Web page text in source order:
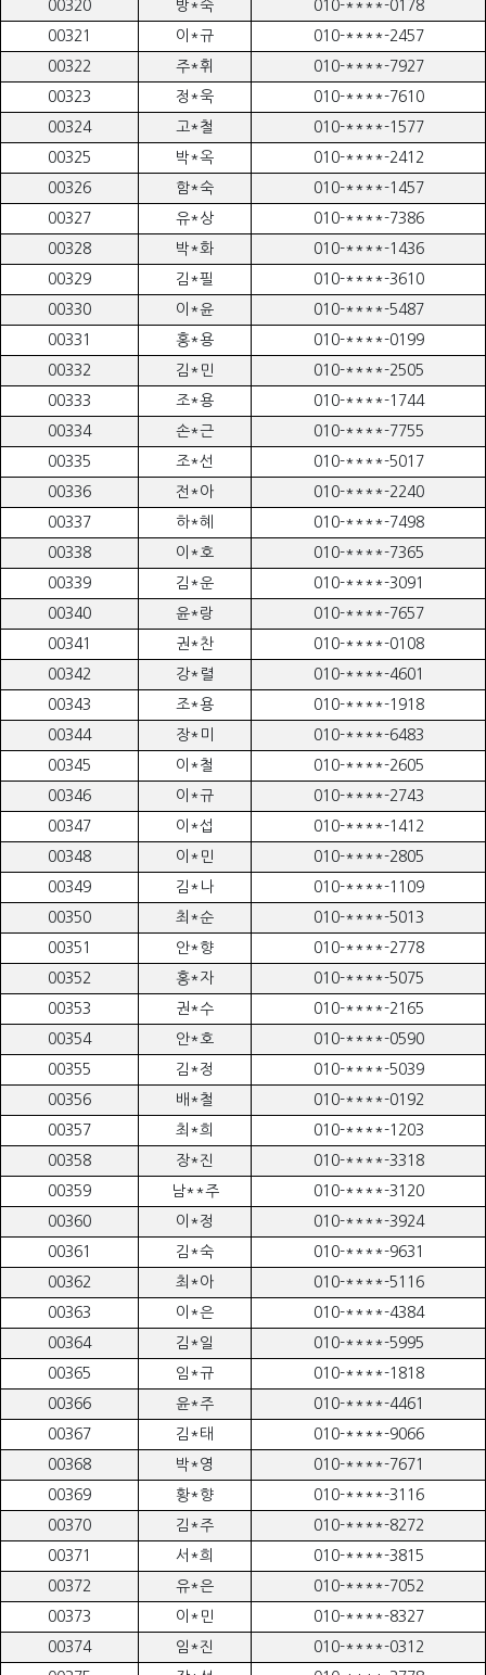
00320
방*숙
010-****-0178
00321
이*규
010-****-2457
00322
주*휘
010-****-7927
00323
정*욱
010-****-7610
00324
고*철
010-****-1577
00325
박*옥
010-****-2412
00326
함*숙
010-****-1457
00327
유*상
010-****-7386
00328
박*화
010-****-1436
00329
김*필
010-****-3610
00330
이*윤
010-****-5487
00331
홍*용
010-****-0199
00332
김*민
010-****-2505
00333
조*용
010-****-1744
00334
손*근
010-****-7755
00335
조*선
010-****-5017
00336
전*아
010-****-2240
00337
하*혜
010-****-7498
00338
이*호
010-****-7365
00339
김*운
010-****-3091
00340
윤*랑
010-****-7657
00341
권*찬
010-****-0108
00342
강*렬
010-****-4601
00343
조*용
010-****-1918
00344
장*미
010-****-6483
00345
이*철
010-****-2605
00346
이*규
010-****-2743
00347
이*섭
010-****-1412
00348
이*민
010-****-2805
00349
김*나
010-****-1109
00350
최*순
010-****-5013
00351
안*향
010-****-2778
00352
홍*자
010-****-5075
00353
권*수
010-****-2165
00354
안*호
010-****-0590
00355
김*정
010-****-5039
00356
배*철
010-****-0192
00357
최*희
010-****-1203
00358
장*진
010-****-3318
00359
남**주
010-****-3120
00360
이*정
010-****-3924
00361
김*숙
010-****-9631
00362
최*아
010-****-5116
00363
이*은
010-****-4384
00364
김*일
010-****-5995
00365
임*규
010-****-1818
00366
윤*주
010-****-4461
00367
김*태
010-****-9066
00368
박*영
010-****-7671
00369
황*향
010-****-3116
00370
김*주
010-****-8272
00371
서*희
010-****-3815
00372
유*은
010-****-7052
00373
이*민
010-****-8327
00374
임*진
010-****-0312